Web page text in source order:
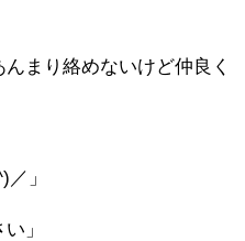
まり絡めないけど仲良く
」
」